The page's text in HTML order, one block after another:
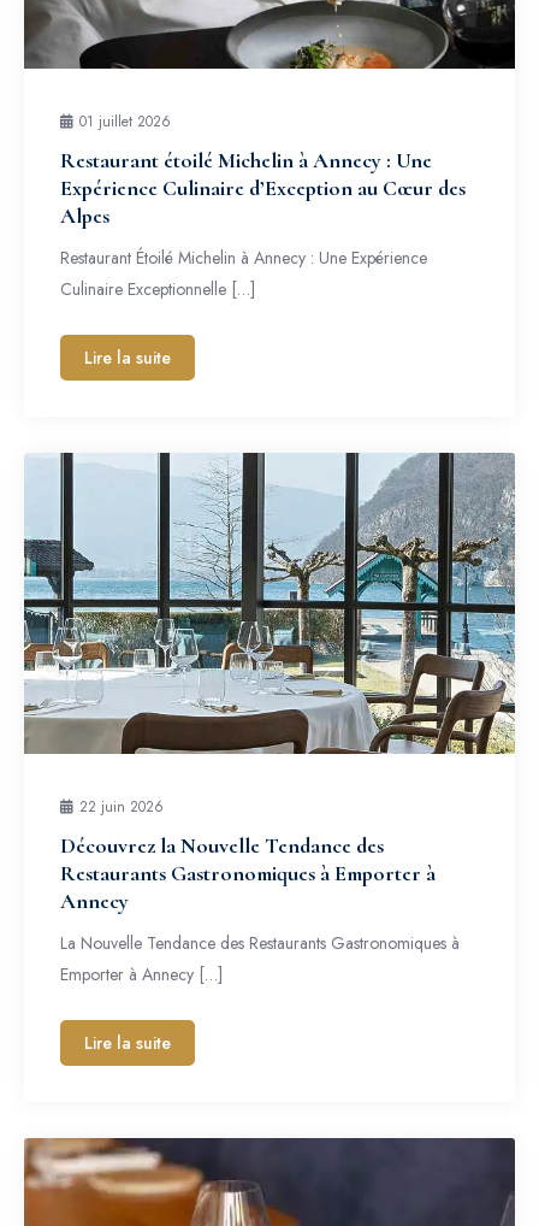
01 juillet 2026
Restaurant étoilé Michelin à Annecy : Une
Expérience Culinaire d’Exception au Cœur des
Alpes
Restaurant Étoilé Michelin à Annecy : Une Expérience
Culinaire Exceptionnelle […]
Lire la suite
22 juin 2026
Découvrez la Nouvelle Tendance des
Restaurants Gastronomiques à Emporter à
Annecy
La Nouvelle Tendance des Restaurants Gastronomiques à
Emporter à Annecy […]
Lire la suite